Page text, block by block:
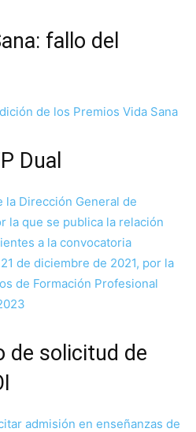
fallo del
de los Premios Vida Sana
Dual
la Dirección General de
la que se publica la relación
a la convocatoria
de diciembre de 2021, por la
de Formación Profesional
de solicitud de
admisión en enseñanzas de